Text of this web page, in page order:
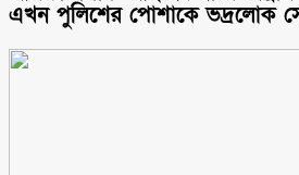
এখন পুলিশের পোশাকে ভদ্রলোক